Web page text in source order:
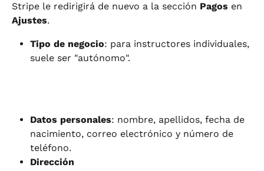
Stripe le redirigirá de nuevo a la sección Pagos en
Ajustes.
Tipo de negocio: para instructores individuales,
suele ser "autónomo".
Datos personales: nombre, apellidos, fecha de
nacimiento, correo electrónico y número de
teléfono.
Dirección